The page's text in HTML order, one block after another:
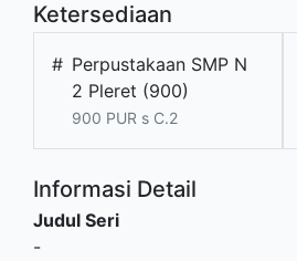
Ketersediaan
# Perpustakaan SMP N
2 Pleret (900)
900 PUR s C.2
Informasi Detail
Judul Seri
-